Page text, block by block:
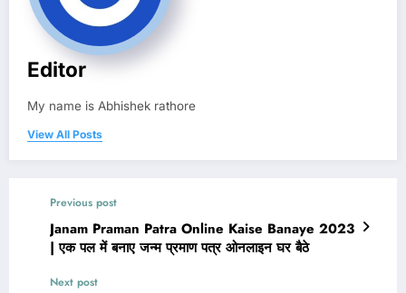
Editor
My name is Abhishek rathore
View All Posts
Previous post
Janam Praman Patra Online Kaise Banaye 2023
| एक पल में बनाए जन्म प्रमाण पत्र ओनलाइन घर बैठे
Next post